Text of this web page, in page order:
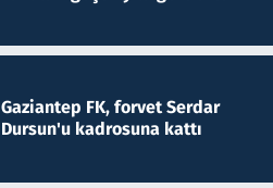
Gaziantep FK, forvet Serdar
Dursun'u kadrosuna kattı